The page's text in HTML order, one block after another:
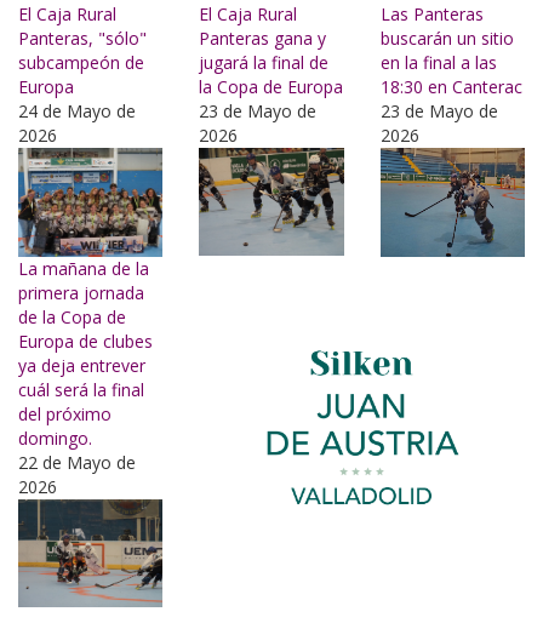
El Caja Rural
Panteras, "sólo"
subcampeón de
Europa
24 de Mayo de
2026
El Caja Rural
Panteras gana y
jugará la final de
la Copa de Europa
23 de Mayo de
2026
Las Panteras
buscarán un sitio
en la final a las
18:30 en Canterac
23 de Mayo de
2026
La mañana de la
primera jornada
de la Copa de
Europa de clubes
ya deja entrever
cuál será la final
del próximo
domingo.
22 de Mayo de
2026